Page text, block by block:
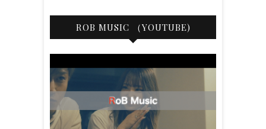
ROB MUSIC （YOUTUBE)